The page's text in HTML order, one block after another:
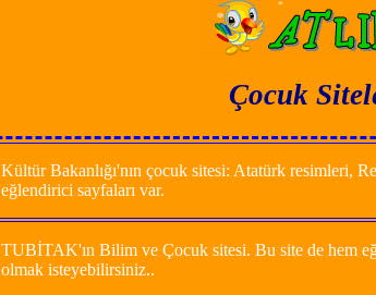
Çocuk
Kültür Bakanlığı'nın çocuk sitesi: Atatürk resimleri,
eğlendirici sayfaları var.
TUBİTAK'ın Bilim ve Çocuk sitesi. Bu site de hem
olmak isteyebilirsiniz..